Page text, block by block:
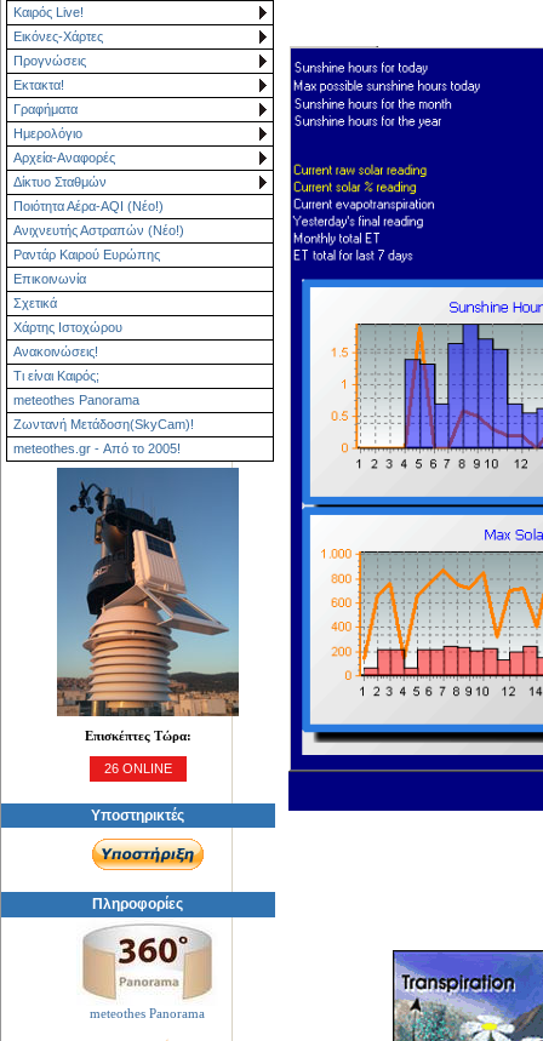
Καιρός Live!
Εικόνες-Χάρτες
Προγνώσεις
Εκτακτα!
Γραφήματα
Ημερολόγιο
Αρχεία-Αναφορές
Δίκτυο Σταθμών
Ποιότητα Αέρα-AQI (Νέο!)
Ανιχνευτής Αστραπών (Νέο!)
Ραντάρ Καιρού Ευρώπης
Επικοινωνία
Σχετικά
Χάρτης Ιστοχώρου
Ανακοινώσεις!
Τι είναι Καιρός;
meteothes Panorama
Ζωντανή Μετάδοση(SkyCam)!
meteothes.gr - Από το 2005!
Επισκέπτες Τώρα:
26 ONLINE
Υποστηρικτές
Πληροφορίες
meteothes Panorama